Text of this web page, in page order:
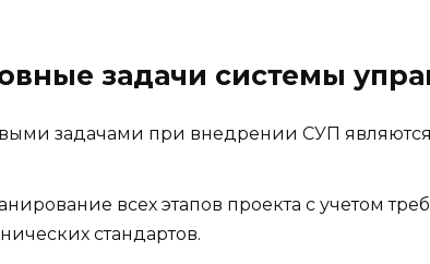
задачи системы
задачами при внедрении СУП
всех этапов проекта с учетом
стандартов.